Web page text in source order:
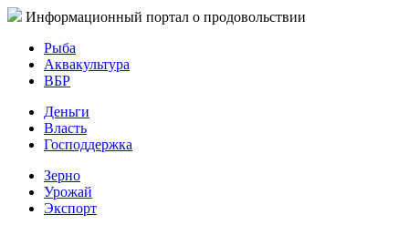
Информационный портал о продовольствии
Рыба
Аквакультура
ВБР
Деньги
Власть
Господдержка
Зерно
Урожай
Экспорт